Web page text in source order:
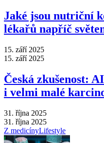
Jaké jsou nutriční
lékařů napříč
15. září 2025
15. září 2025
Česká zkušenost:
i velmi malé
31. října 2025
31. října 2025
Z medicínyLifestyle